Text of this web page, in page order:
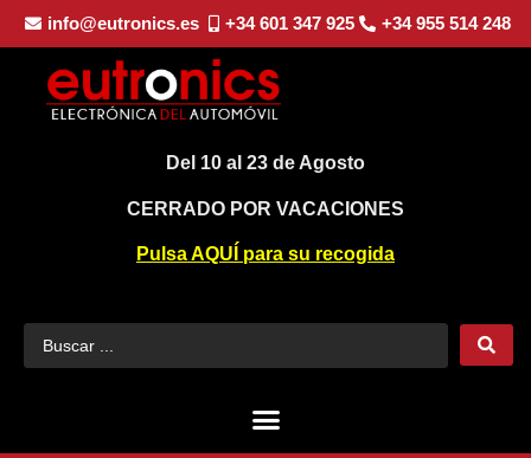
info@eutronics.es +34 601 347 925 +34 955 514 248
Del 10 al 23 de Agosto
CERRADO POR VACACIONES
Pulsa AQUÍ para su recogida